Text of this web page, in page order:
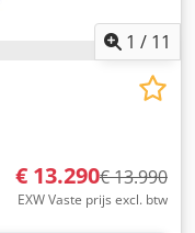
1 / 11
€ 13.290€ 13.990
EXW Vaste prijs excl. btw